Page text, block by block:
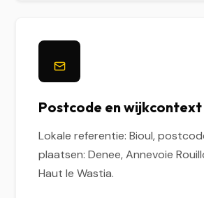
Postcode en wijkcontext
Lokale referentie: Bioul,
plaatsen: Denee, Annevoie
Haut le Wastia.